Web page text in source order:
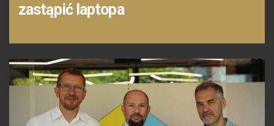
zastąpić laptopa